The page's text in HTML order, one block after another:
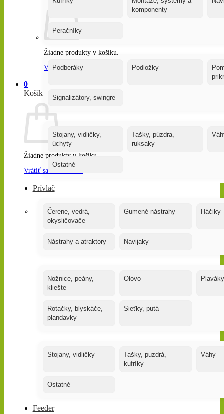
Žiadne produkty v košíku.
Vrátiť sa do obchodu
0
Košík
Žiadne produkty v košíku.
Vrátiť sa do obchodu
komponenty
Peračníky
Podberáky Podložky
Signalizátory, swingre
Stojany, vidličky,
úchyty
Tašky, púzdra,
ruksaky
Ostatné
Prívlač
Čerene, vedrá,
okysličovače
Gumené nástrahy Háčiky
Nástrahy a atraktory Navijaky
Nožnice, peány,
kliešte
Olovo Plaváky
Rotačky, blyskáče,
plandavky
Sieťky, putá
Stojany, vidličky
Tašky, puzdrá,
kufríky
Váhy
Ostatné
Feeder